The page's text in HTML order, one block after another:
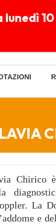
Clicca per
Chirico
La
e